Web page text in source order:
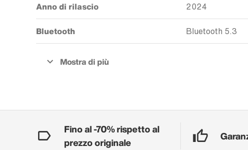
Anno di rilascio 2024
Bluetooth Bluetooth 5.3
Fino al -70% rispetto al
prezzo originale